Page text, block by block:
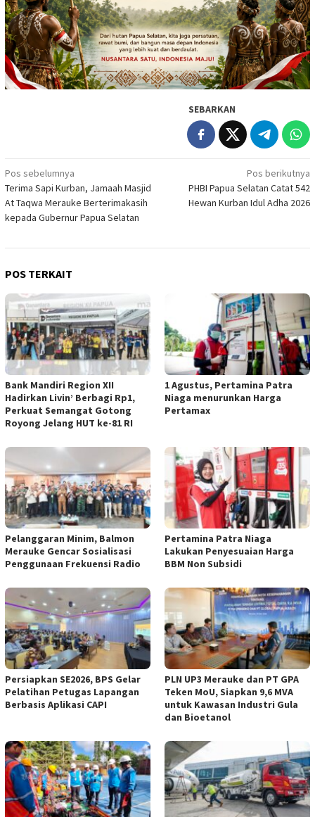
SEBARKAN
Navigasi
pos
Pos sebelumnya
Terima Sapi Kurban, Jamaah Masjid
At Taqwa Merauke Berterimakasih
kepada Gubernur Papua Selatan
Pos berikutnya
PHBI Papua Selatan Catat 542
Hewan Kurban Idul Adha 2026
POS TERKAIT
Bank Mandiri Region XII
Hadirkan Livin’ Berbagi Rp1,
Perkuat Semangat Gotong
Royong Jelang HUT ke-81 RI
1 Agustus, Pertamina Patra
Niaga menurunkan Harga
Pertamax
Pelanggaran Minim, Balmon
Merauke Gencar Sosialisasi
Penggunaan Frekuensi Radio
Pertamina Patra Niaga
Lakukan Penyesuaian Harga
BBM Non Subsidi
Persiapkan SE2026, BPS Gelar
Pelatihan Petugas Lapangan
Berbasis Aplikasi CAPI
PLN UP3 Merauke dan PT GPA
Teken MoU, Siapkan 9,6 MVA
untuk Kawasan Industri Gula
dan Bioetanol